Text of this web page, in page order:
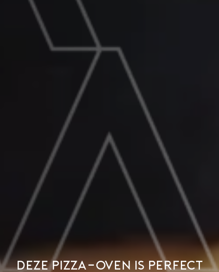
Deze pizza-oven is perfect